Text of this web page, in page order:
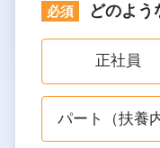
どのよう
正社員
パート（扶養内